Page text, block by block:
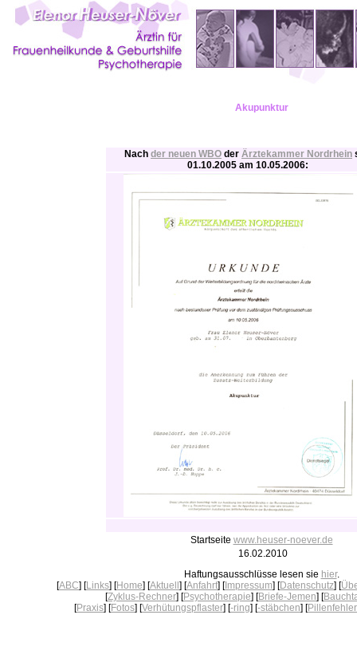
Akupunktur
Nach der neuen WBO der Ärztekammer Nordrhein
01.10.2005 am 10.05.2006:
Startseite www.heuser-noever.de
16.02.2010
Haftungsausschlüsse lesen sie hier.
[ABC] [Links] [Home] [Aktuell ] [Anfahrt] [Impressum] [Datenschutz] [
[Zyklus-Rechner] [Psychotherapie] [Briefe-Jemen] [
[Praxis] [Fotos] [Verhütungspflaster] [-ring] [-stäbchen] [Pillenfehler